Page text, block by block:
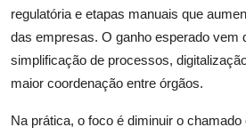
regulatória e etapas manuais que
das empresas. O ganho esperado vem
simplificação de processos,
maior coordenação entre órgãos.
Na prática, o foco é diminuir o